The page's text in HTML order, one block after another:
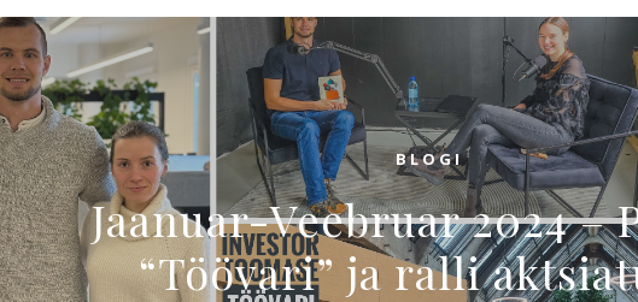
BLOGI
Jaanuar-Veebruar 2024 –
“Töövari” ja ralli